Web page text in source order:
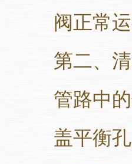
阀正常
第二、
管路中
盖平衡